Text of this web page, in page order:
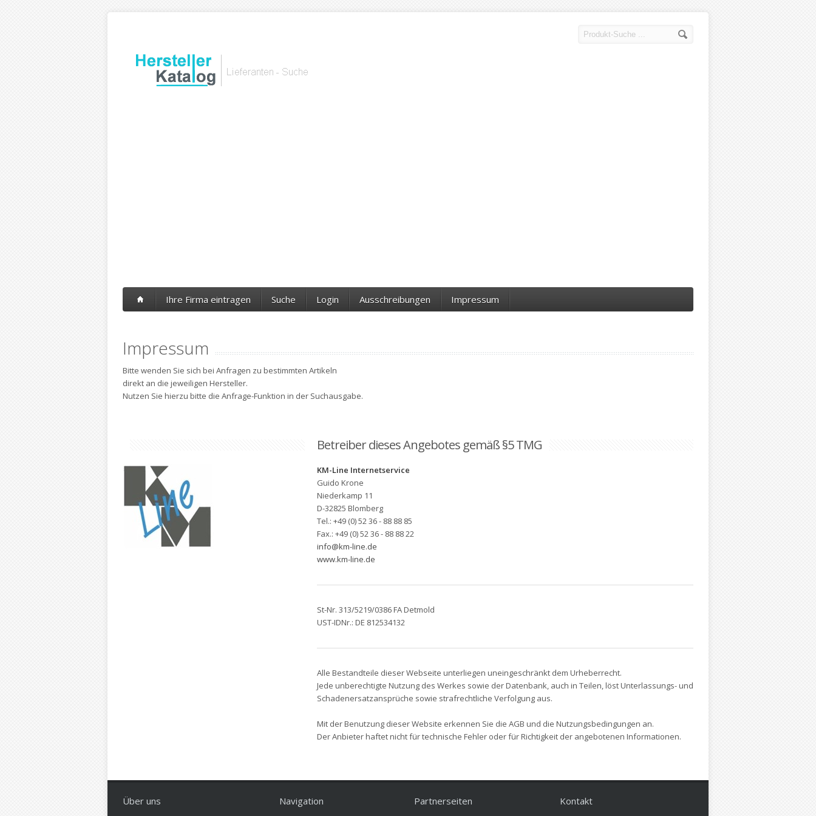
Ihre Firma eintragen Suche Login Ausschreibungen Impressum
Impressum
Bitte wenden Sie sich bei Anfragen zu bestimmten Artikeln
direkt an die jeweiligen Hersteller.
Nutzen Sie hierzu bitte die Anfrage-Funktion in der Suchausgabe.
Betreiber dieses Angebotes gemäß §5 TMG
KM-Line Internetservice
Guido Krone
Niederkamp 11
D-32825 Blomberg
Tel.: +49 (0) 52 36 - 88 88 85
Fax.: +49 (0) 52 36 - 88 88 22
info@km-line.de
www.km-line.de
St-Nr. 313/5219/0386 FA Detmold
UST-IDNr.: DE 812534132
Alle Bestandteile dieser Webseite unterliegen uneingeschränkt dem Urheberrecht.
Jede unberechtigte Nutzung des Werkes sowie der Datenbank, auch in Teilen, löst Unterlassungs- und
Schadenersatzansprüche sowie strafrechtliche Verfolgung aus.
Mit der Benutzung dieser Website erkennen Sie die AGB und die Nutzungsbedingungen an.
Der Anbieter haftet nicht für technische Fehler oder für Richtigkeit der angebotenen Informationen.
Über uns Navigation Partnerseiten Kontakt